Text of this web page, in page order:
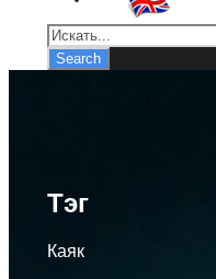
Тэг
Каяк